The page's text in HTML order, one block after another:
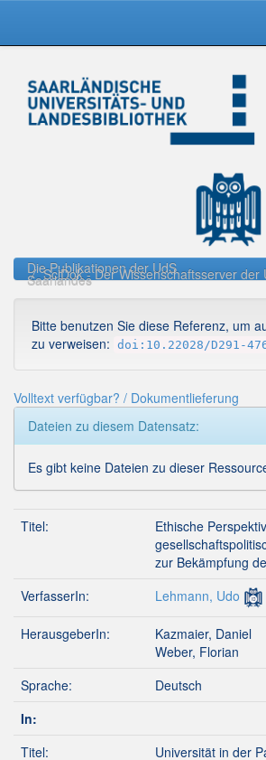
navigation
Die Publikationen der UdS
SciDok - Der Wissenschaftsserver der
Saarlandes
Bitte benutzen Sie diese Referenz, um
zu verweisen: doi:10.22028/D291-
Volltext verfügbar? / Dokumentlieferung
Dateien zu diesem Datensatz:
Es gibt keine Dateien zu dieser
Titel:
Ethische
zur Bekämpfung
VerfasserIn:
Lehmann, Udo
HerausgeberIn:
Kazmaier, Daniel
Weber, Florian
Sprache:
Deutsch
In:
Titel:
Universität in der